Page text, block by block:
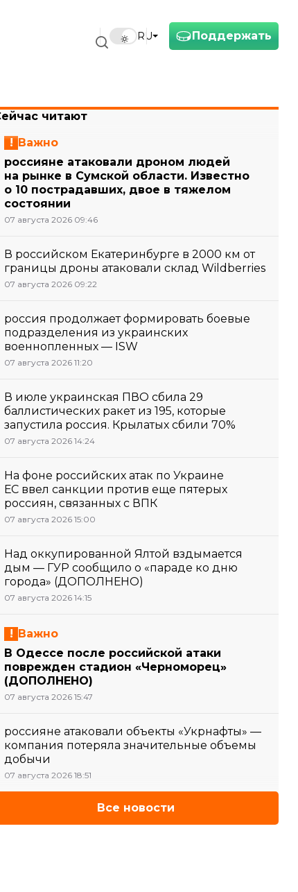
Поддержать
RU
читают
Важно
россияне атаковали дроном людей
на рынке в Сумской области. Известно
о 10 пострадавших, двое в тяжелом
состоянии
07 августа 2026 09:46
В российском Екатеринбурге в 2000 км от
границы дроны атаковали склад Wildberries
07 августа 2026 09:22
россия продолжает формировать боевые
подразделения из украинских
военнопленных — ISW
07 августа 2026 11:20
В июле украинская ПВО сбила 29
баллистических ракет из 195, которые
запустила россия. Крылатых сбили 70%
07 августа 2026 14:24
На фоне российских атак по Украине
ЕС ввел санкции против еще пятерых
россиян, связанных с ВПК
07 августа 2026 15:00
Над оккупированной Ялтой вздымается
дым — ГУР сообщило о «параде ко дню
города» (ДОПОЛНЕНО)
07 августа 2026 14:15
Важно
В Одессе после российской атаки
поврежден стадион «Черноморец»
(ДОПОЛНЕНО)
07 августа 2026 15:47
россияне атаковали объекты «Укрнафты» —
компания потеряла значительные объемы
добычи
07 августа 2026 18:51
Все новости